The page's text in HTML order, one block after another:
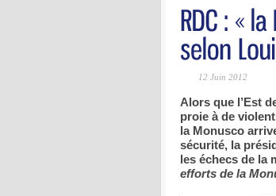
12 Juin 2012
Alors que l’Est
proie à de
la Monusco
sécurité, la
les échecs de la
efforts de la